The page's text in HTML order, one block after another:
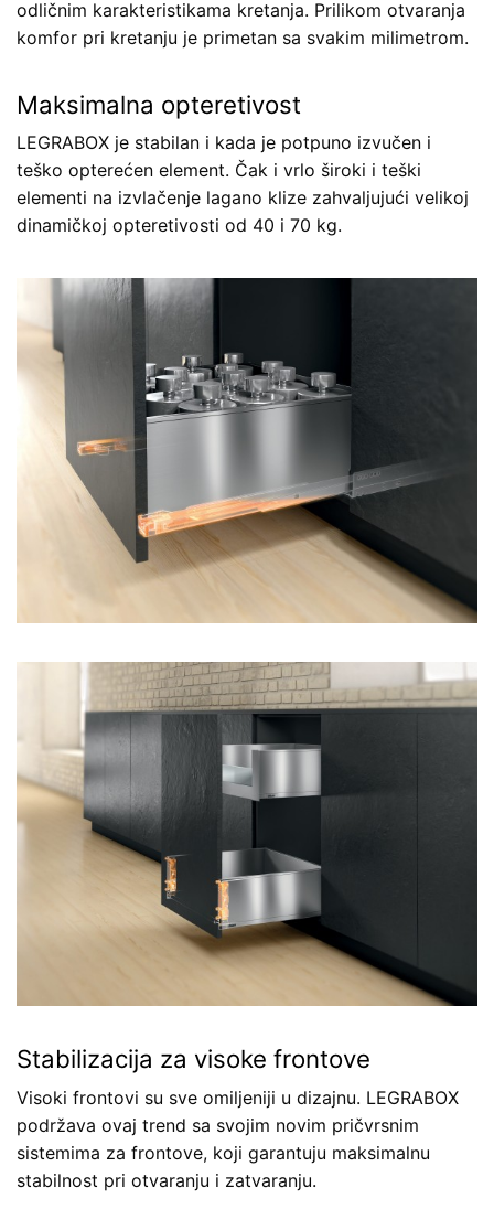
odličnim karakteristikama kretanja. Prilikom otvaranja
komfor pri kretanju je primetan sa svakim milimetrom.
Maksimalna opteretivost
LEGRABOX je stabilan i kada je potpuno izvučen i
teško opterećen element. Čak i vrlo široki i teški
elementi na izvlačenje lagano klize zahvaljujući velikoj
dinamičkoj opteretivosti od 40 i 70 kg.
Stabilizacija za visoke frontove
Visoki frontovi su sve omiljeniji u dizajnu. LEGRABOX
podržava ovaj trend sa svojim novim pričvrsnim
sistemima za frontove, koji garantuju maksimalnu
stabilnost pri otvaranju i zatvaranju.